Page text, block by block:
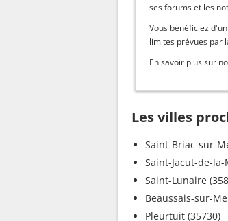
ses forums et les
Vous bénéficiez
limites prévues par
En savoir plus sur
Les villes
Saint-Briac-sur-
Saint-Jacut-de-la-
Saint-Lunaire
Beaussais-sur-
Pleurtuit (35730)